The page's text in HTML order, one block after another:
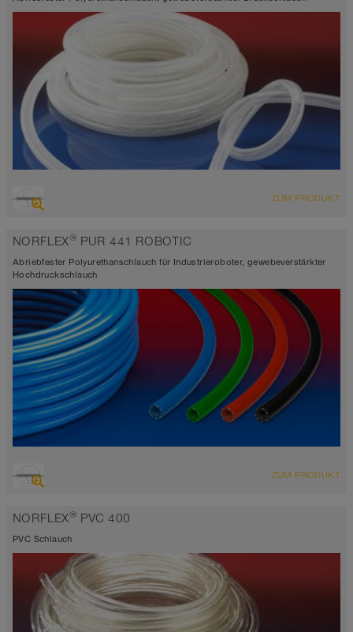
Lebensmittelschlauch und Pharmaschlauch
ZUM PRODUKT
NORFLEX® PUR 441 ROBOTIC
Abriebfester Polyurethanschlauch für Industrieroboter, gewebeverstärkter
Hochdruckschlauch
selbstklemmend
ZUM PRODUKT
NORFLEX® PVC 400
PVC Schlauch